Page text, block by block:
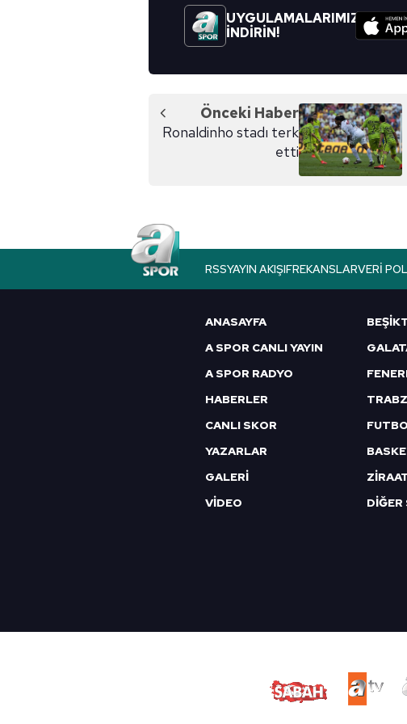
UYGULAMALARIMIZI
İNDİRİN!
Önceki Haber
Ronaldinho stadı terk
etti
RSSYAYIN AKIŞIFREKANSLARVERI
ANASAYFA
A SPOR CANLI YAYIN
A SPOR RADYO
HABERLER
CANLI SKOR
YAZARLAR
GALERİ
VİDEO
DİĞER